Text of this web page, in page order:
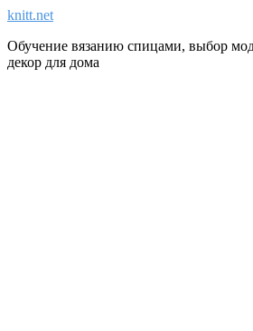
knitt.net
Обучение вязанию спицами, выбор
декор для дома